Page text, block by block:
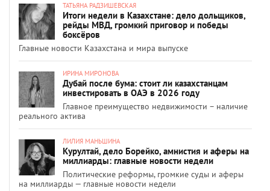
ТАТЬЯНА РАДЗИШЕВСКАЯ
Итоги недели в Казахстане: дело дольщиков,
рейды МВД, громкий приговор и победы
боксёров
Главные новости Казахстана и мира выпуске
ИРИНА МИРОНОВА
Дубай после бума: стоит ли казахстанцам
инвестировать в ОАЭ в 2026 году
Главное преимущество недвижимости – наличие
реального актива
ЛИЛИЯ МАНЬШИНА
Курултай, дело Борейко, амнистия и аферы на
миллиарды: главные новости недели
Политические реформы, громкие суды и аферы
на миллиарды — главные новости недели